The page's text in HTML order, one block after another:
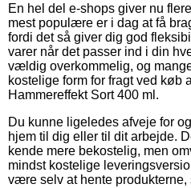
En hel del e-shops giver nu
mest populære er i dag at få
fordi det så giver dig god
varer når det passer ind i din
vældig overkommelig, og
kostelige form for fragt ved køb
Hammereffekt Sort 400 ml.
Du kunne ligeledes afveje for
hjem til dig eller til dit arbejde.
kende mere bekostelig, men
mindst kostelige
være selv at hente